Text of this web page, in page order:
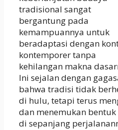
tradisional sangat
bergantung pada
kemampuannya untuk
beradaptasi dengan
kontemporer tanpa
kehilangan makna
Ini sejalan dengan
bahwa tradisi tidak
di hulu, tetapi terus
dan menemukan
di sepanjang